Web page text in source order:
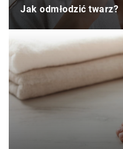
Jak odmłodzić twarz?